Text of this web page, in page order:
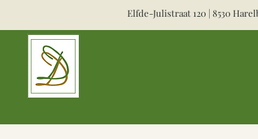
Elfde-Julistraat 120 | 8530